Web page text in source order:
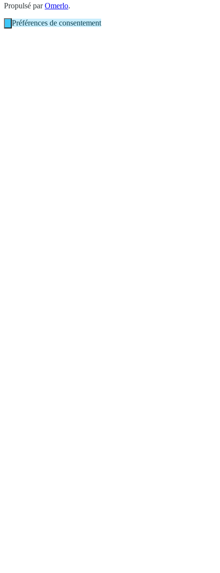
Propulsé parOmerlo.
Préférences de consentement